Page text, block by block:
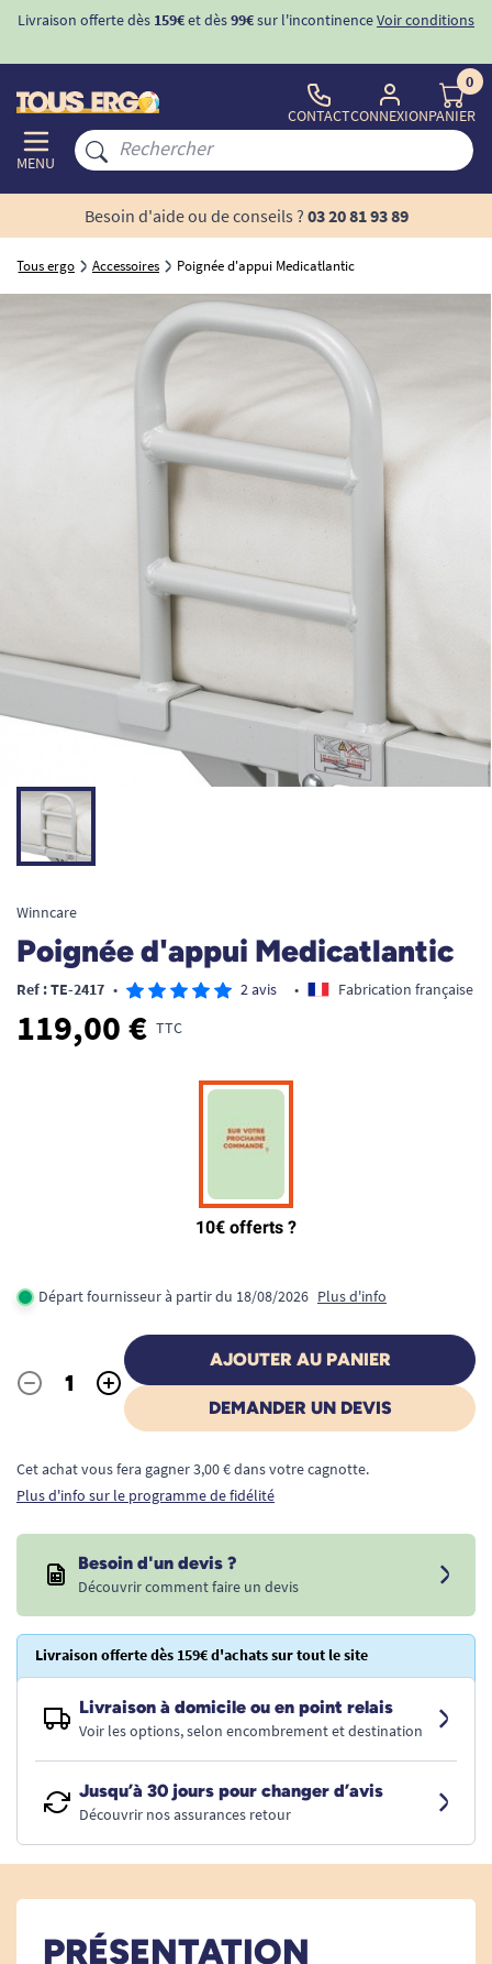
Livraison offerte dès 159€et dès99€sur l'incontinenceVoir conditions
MENU
CONTACTCONNEXION
0
PANIER
Besoin d'aide ou de conseils ? 03 20 81 93 89
Tous ergo Accessoires Poignée d'appui Medicatlantic
Winncare
Poignée d'appui Medicatlantic
Ref : TE-2417 • 2 avis • Fabrication française
119,00 € TTC
Départ fournisseur à partir du 18/08/2026 Plus d'info
Quantité
- +
AJOUTER AU PANIER
DEMANDER UN DEVIS
Cet achat vous fera gagner 3,00 € dans votre cagnotte.
Plus d'info sur le programme de fidélité
Besoin d'un devis ?
Découvrir comment faire un devis
Livraison offerte dès 159€ d'achats sur tout le site
Livraison à domicile ou en point relais
Voir les options, selon encombrement et destination
Jusqu’à 30 jours pour changer d’avis
Découvrir nos assurances retour
PRÉSENTATION